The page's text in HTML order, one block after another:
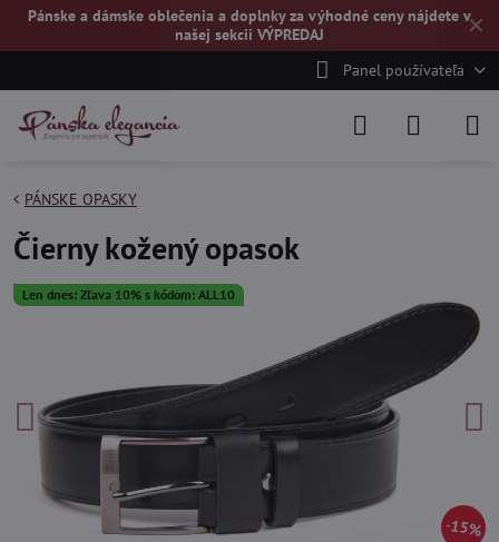
✕
Pánske a dámske oblečenia a doplnky za výhodné ceny nájdete v
našej sekcii VÝPREDAJ
Panel používateľa
Len dnes: Zľava 10% s kódom: ALL10
15%
PÁNSKE OPASKY
Čierny kožený opasok